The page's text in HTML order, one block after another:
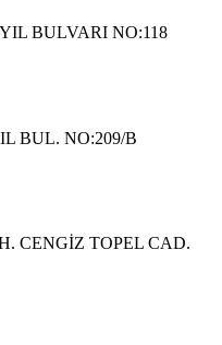
BULVARI NO:118
BUL. NO:209/B
CENGİZ TOPEL CAD.